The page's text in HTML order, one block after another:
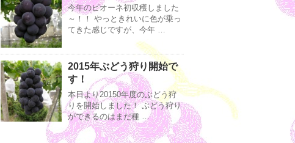
今年のピオーネ初収穫しました
～！！ やっときれいに色が乗っ
てきた感じですが、今年 …
2015年ぶどう狩り開始で
す！
本日より20150年度のぶどう狩
りを開始しました！ ぶどう狩り
ができるのはまだ種 …